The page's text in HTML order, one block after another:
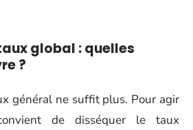
global : quelles
?
général ne suffit plus. Pour agir
de disséquer le taux